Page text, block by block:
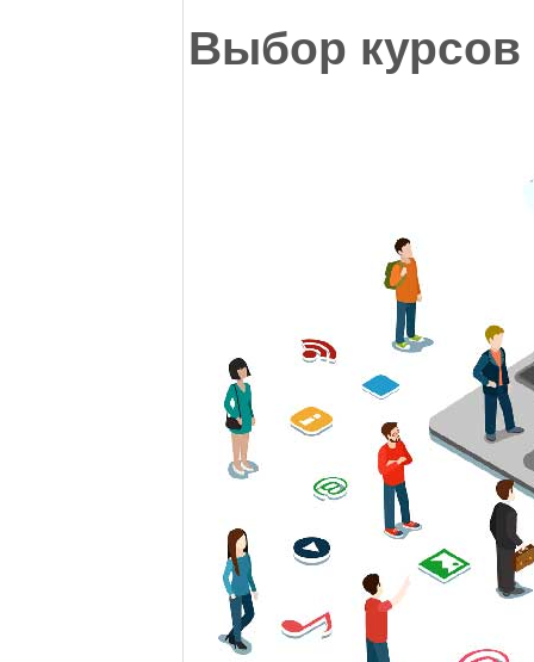
Выбор курсов